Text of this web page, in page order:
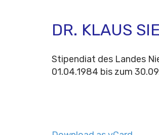
DR. KLAUS
Stipendiat des Landes
01.04.1984 bis zum